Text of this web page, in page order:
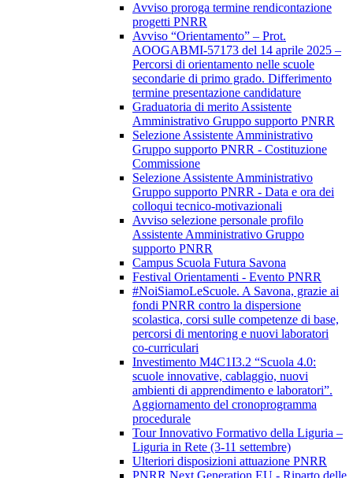
Avviso proroga termine rendicontazione
progetti PNRR
Avviso “Orientamento” – Prot.
AOOGABMI-57173 del 14 aprile 2025 –
Percorsi di orientamento nelle scuole
secondarie di primo grado. Differimento
termine presentazione candidature
Graduatoria di merito Assistente
Amministrativo Gruppo supporto PNRR
Selezione Assistente Amministrativo
Gruppo supporto PNRR - Costituzione
Commissione
Selezione Assistente Amministrativo
Gruppo supporto PNRR - Data e ora dei
colloqui tecnico-motivazionali
Avviso selezione personale profilo
Assistente Amministrativo Gruppo
supporto PNRR
Campus Scuola Futura Savona
Festival Orientamenti - Evento PNRR
#NoiSiamoLeScuole. A Savona, grazie ai
fondi PNRR contro la dispersione
scolastica, corsi sulle competenze di base,
percorsi di mentoring e nuovi laboratori
co-curriculari
Investimento M4C1I3.2 “Scuola 4.0:
scuole innovative, cablaggio, nuovi
ambienti di apprendimento e laboratori”.
Aggiornamento del cronoprogramma
procedurale
Tour Innovativo Formativo della Liguria –
Liguria in Rete (3-11 settembre)
Ulteriori disposizioni attuazione PNRR